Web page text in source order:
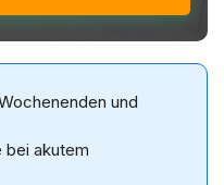
und
bei akutem